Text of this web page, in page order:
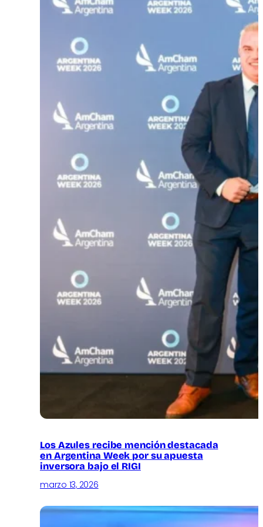
Los Azules recibe mención destacada
en Argentina Week por su apuesta
inversora bajo el RIGI
marzo 13, 2026